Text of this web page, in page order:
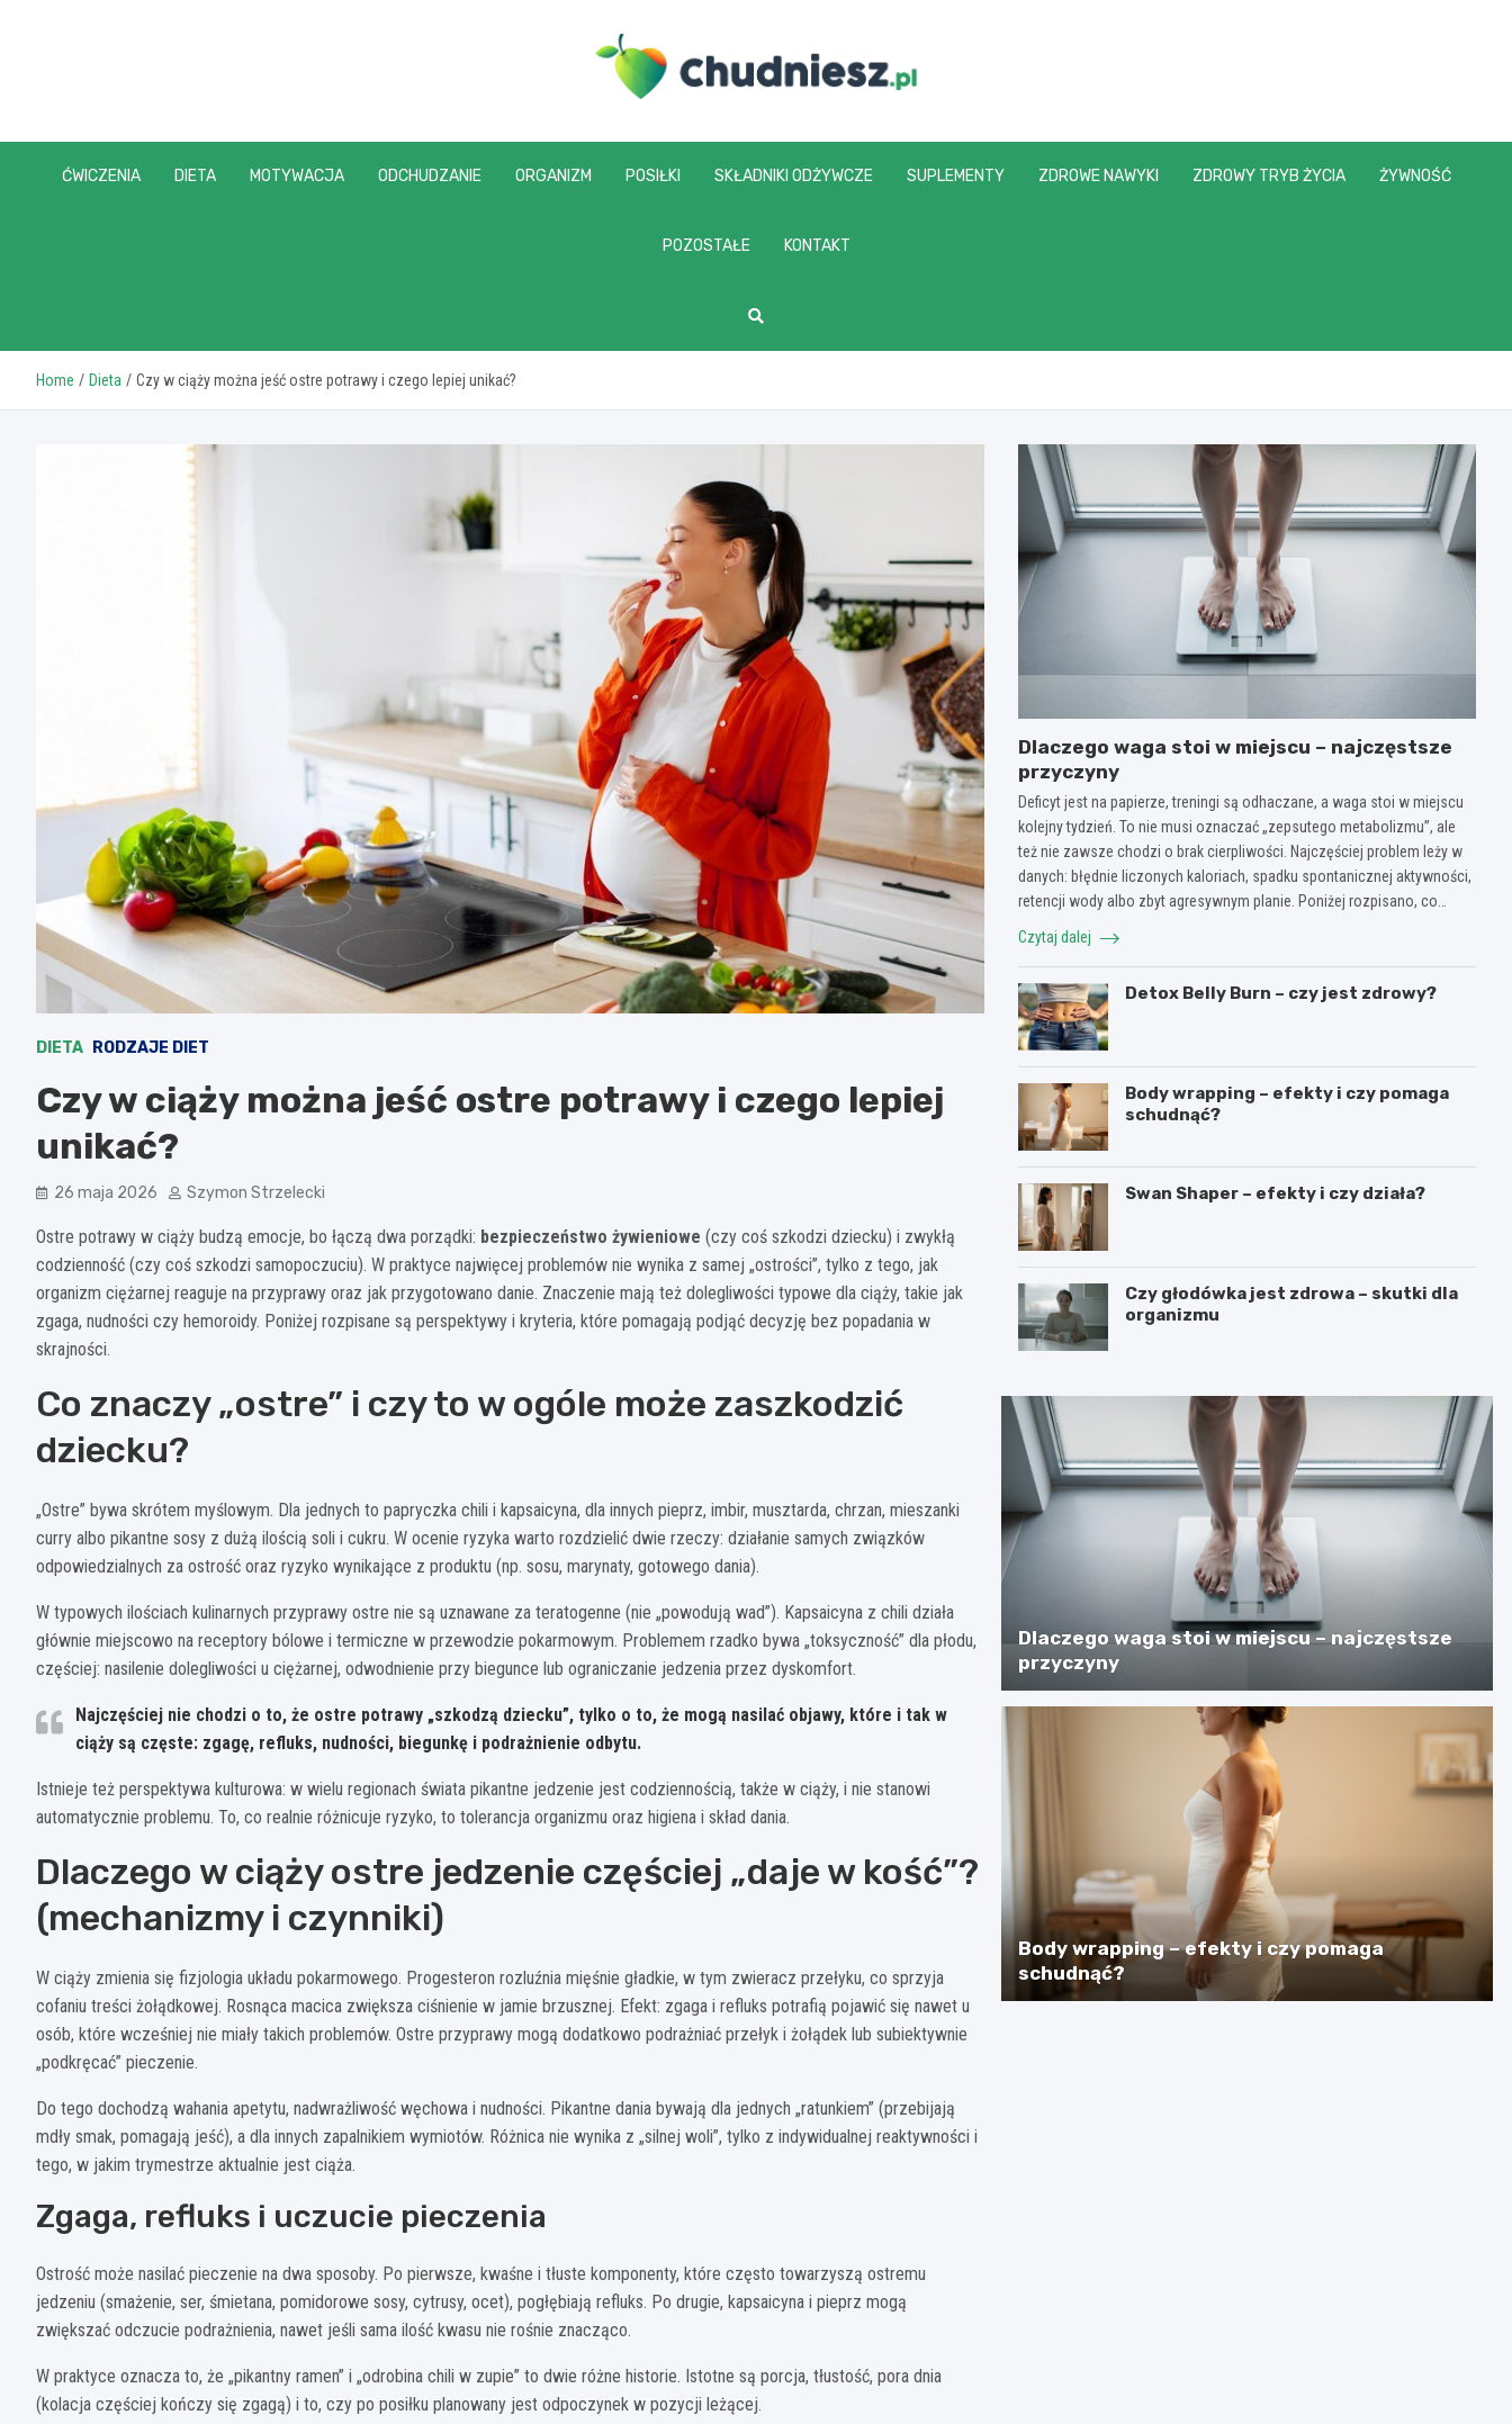
chudniesz.pl
ĆWICZENIA DIETA MOTYWACJA ODCHUDZANIE ORGANIZM POSIŁKI SKŁADNIKI ODŻYWCZE SUPLEMENTY ZDROWE NAWYKI ZDROWY TRYB ŻYCIA ŻYWNOŚĆ
POZOSTAŁE KONTAKT
Home Dieta Czy w ciąży można jeść ostre potrawy i czego lepiej unikać?
DIETA RODZAJE DIET
Czy w ciąży można jeść ostre potrawy i czego lepiej
unikać?
26 maja 2026 Szymon Strzelecki
Ostre potrawy w ciąży budzą emocje, bo łączą dwa porządki: bezpieczeństwo żywieniowe (czy coś szkodzi dziecku) i zwykłą
codzienność (czy coś szkodzi samopoczuciu). W praktyce najwięcej problemów nie wynika z samej „ostrości”, tylko z tego, jak
organizm ciężarnej reaguje na przyprawy oraz jak przygotowano danie. Znaczenie mają też dolegliwości typowe dla ciąży, takie jak
zgaga, nudności czy hemoroidy. Poniżej rozpisane są perspektywy i kryteria, które pomagają podjąć decyzję bez popadania w
skrajności.
Co znaczy „ostre” i czy to w ogóle może zaszkodzić
dziecku?
„Ostre” bywa skrótem myślowym. Dla jednych to papryczka chili i kapsaicyna, dla innych pieprz, imbir, musztarda, chrzan, mieszanki
curry albo pikantne sosy z dużą ilością soli i cukru. W ocenie ryzyka warto rozdzielić dwie rzeczy: działanie samych związków
odpowiedzialnych za ostrość oraz ryzyko wynikające z produktu (np. sosu, marynaty, gotowego dania).
W typowych ilościach kulinarnych przyprawy ostre nie są uznawane za teratogenne (nie „powodują wad”). Kapsaicyna z chili działa
głównie miejscowo na receptory bólowe i termiczne w przewodzie pokarmowym. Problemem rzadko bywa „toksyczność” dla płodu,
częściej: nasilenie dolegliwości u ciężarnej, odwodnienie przy biegunce lub ograniczanie jedzenia przez dyskomfort.
Najczęściej nie chodzi o to, że ostre potrawy „szkodzą dziecku”, tylko o to, że mogą nasilać objawy, które i tak w
ciąży są częste: zgagę, refluks, nudności, biegunkę i podrażnienie odbytu.
Istnieje też perspektywa kulturowa: w wielu regionach świata pikantne jedzenie jest codziennością, także w ciąży, i nie stanowi
automatycznie problemu. To, co realnie różnicuje ryzyko, to tolerancja organizmu oraz higiena i skład dania.
Dlaczego w ciąży ostre jedzenie częściej „daje w kość”?
(mechanizmy i czynniki)
W ciąży zmienia się fizjologia układu pokarmowego. Progesteron rozluźnia mięśnie gładkie, w tym zwieracz przełyku, co sprzyja
cofaniu treści żołądkowej. Rosnąca macica zwiększa ciśnienie w jamie brzusznej. Efekt: zgaga i refluks potrafią pojawić się nawet u
osób, które wcześniej nie miały takich problemów. Ostre przyprawy mogą dodatkowo podrażniać przełyk i żołądek lub subiektywnie
„podkręcać” pieczenie.
Do tego dochodzą wahania apetytu, nadwrażliwość węchowa i nudności. Pikantne dania bywają dla jednych „ratunkiem” (przebijają
mdły smak, pomagają jeść), a dla innych zapalnikiem wymiotów. Różnica nie wynika z „silnej woli”, tylko z indywidualnej reaktywności i
tego, w jakim trymestrze aktualnie jest ciąża.
Zgaga, refluks i uczucie pieczenia
Ostrość może nasilać pieczenie na dwa sposoby. Po pierwsze, kwaśne i tłuste komponenty, które często towarzyszą ostremu
jedzeniu (smażenie, ser, śmietana, pomidorowe sosy, cytrusy, ocet), pogłębiają refluks. Po drugie, kapsaicyna i pieprz mogą
zwiększać odczucie podrażnienia, nawet jeśli sama ilość kwasu nie rośnie znacząco.
W praktyce oznacza to, że „pikantny ramen” i „odrobina chili w zupie” to dwie różne historie. Istotne są porcja, tłustość, pora dnia
(kolacja częściej kończy się zgagą) i to, czy po posiłku planowany jest odpoczynek w pozycji leżącej.
Dlaczego waga stoi w miejscu – najczęstsze
przyczyny
Deficyt jest na papierze, treningi są odhaczane, a waga stoi w miejscu
kolejny tydzień. To nie musi oznaczać „zepsutego metabolizmu”, ale
też nie zawsze chodzi o brak cierpliwości. Najczęściej problem leży w
danych: błędnie liczonych kaloriach, spadku spontanicznej aktywności,
retencji wody albo zbyt agresywnym planie. Poniżej rozpisano, co…
Czytaj dalej
Detox Belly Burn – czy jest zdrowy?
Body wrapping – efekty i czy pomaga
schudnąć?
Swan Shaper – efekty i czy działa?
Czy głodówka jest zdrowa – skutki dla
organizmu
Dlaczego waga stoi w miejscu – najczęstsze
przyczyny
Body wrapping – efekty i czy pomaga
schudnąć?